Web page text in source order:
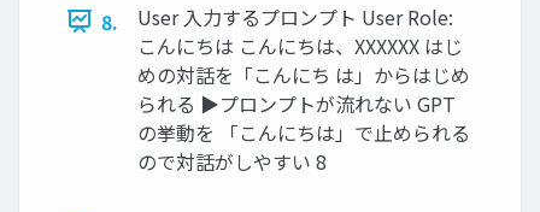
8.
User 入力するプロンプト User Role:
こんにちは こんにちは、XXXXXX はじ
めの対話を「こんにち は」からはじめ
られる ▶プロンプトが流れない GPT
の挙動を 「こんにちは」で止められる
ので対話がしやすい 8